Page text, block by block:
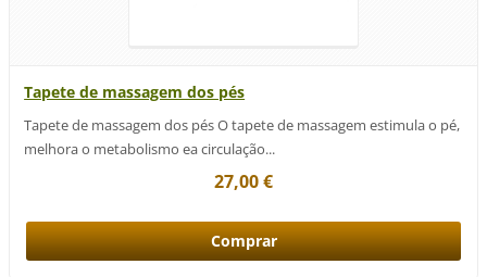
Tapete de massagem dos pés
Tapete de massagem dos pés O tapete de massagem estimula o pé,
melhora o metabolismo ea circulação...
27,00 €